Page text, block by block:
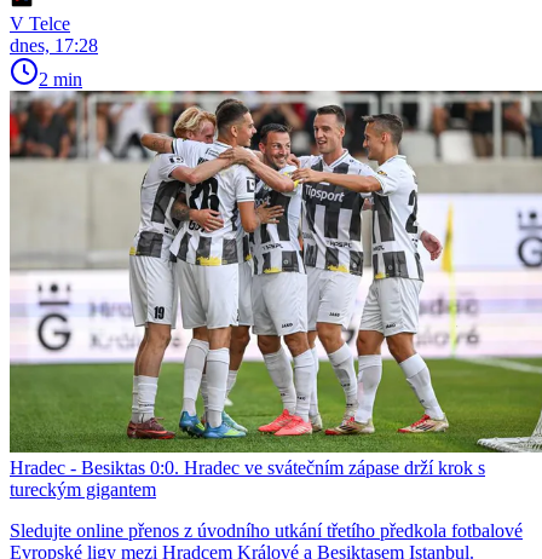
V Telce
dnes, 17:28
2 min
Hradec - Besiktas 0:0. Hradec ve svátečním zápase drží krok s
tureckým gigantem
Sledujte online přenos z úvodního utkání třetího předkola fotbalové
Evropské ligy mezi Hradcem Králové a Besiktasem Istanbul.